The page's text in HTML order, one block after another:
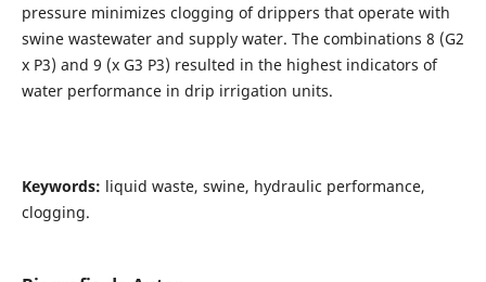
pressure minimizes clogging of drippers that operate with
swine wastewater and supply water. The combinations 8 (G2
x P3) and 9 (x G3 P3) resulted in the highest indicators of
water performance in drip irrigation units.
Keywords: liquid waste, swine, hydraulic performance,
clogging.